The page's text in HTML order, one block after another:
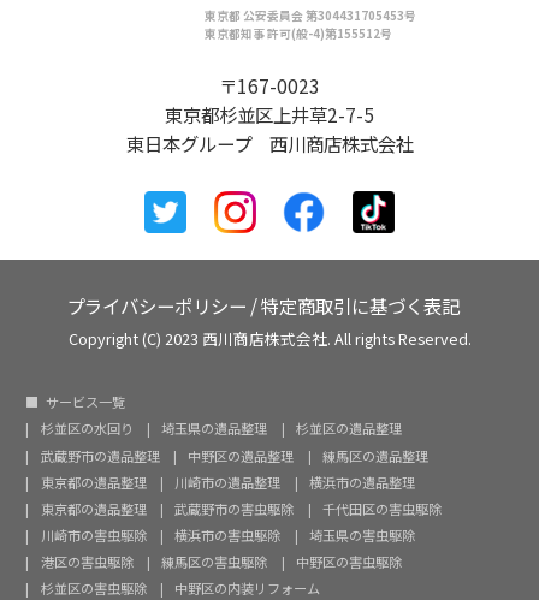
東京都 公安委員会 第304431705453号
東京都知事 許可(般-4)第155512号
〒167-0023
東京都杉並区上井草2-7-5
東日本グループ 西川商店株式会社
プライバシーポリシー /特定商取引に基づく表記
Copyright (C) 2023 西川商店株式会社. All rights Reserved.
サービス一覧
杉並区の水回り
埼玉県の遺品整理
杉並区の遺品整理
武蔵野市の遺品整理
中野区の遺品整理
練馬区の遺品整理
東京都の遺品整理
川崎市の遺品整理
横浜市の遺品整理
東京都の遺品整理
武蔵野市の害虫駆除
千代田区の害虫駆除
川崎市の害虫駆除
横浜市の害虫駆除
埼玉県の害虫駆除
港区の害虫駆除
練馬区の害虫駆除
中野区の害虫駆除
杉並区の害虫駆除
中野区の内装リフォーム